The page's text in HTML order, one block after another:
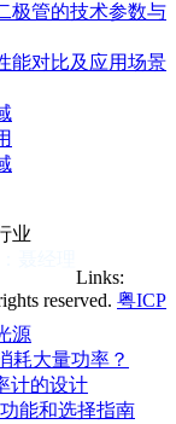
极管的技术参数与
能对比及应用场景
业
源
耗大量功率？
计的设计
能和选择指南
Links:
reserved. 粤ICP